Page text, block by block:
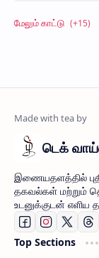
டெக்
இணையதளத்தில்
தகவல்கள் மற்றும்
உடனுக்குடன் எளிய
Top Sections